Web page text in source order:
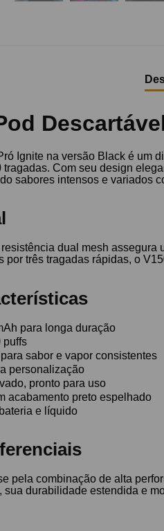
Ignite na versão Black é um
Com seu design
sabores intensos e variados
dual mesh
por três tragadas rápidas, o
para longa duração
puffs
sabor e vapor consistentes
personalização
pronto para uso
acabamento preto espelhado
e líquido
pela combinação de alta
sua durabilidade estendida e